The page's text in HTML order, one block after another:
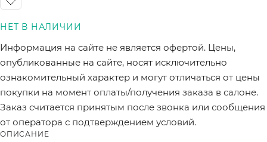
Информация на сайте не является офертой. Цены,
опубликованные на сайте, носят исключительно
ознакомительный характер и могут отличаться от цены
покупки на момент оплаты/получения заказа в салоне.
Заказ считается принятым после звонка или сообщения
от оператора с подтверждением условий.
ОПИСАНИЕ